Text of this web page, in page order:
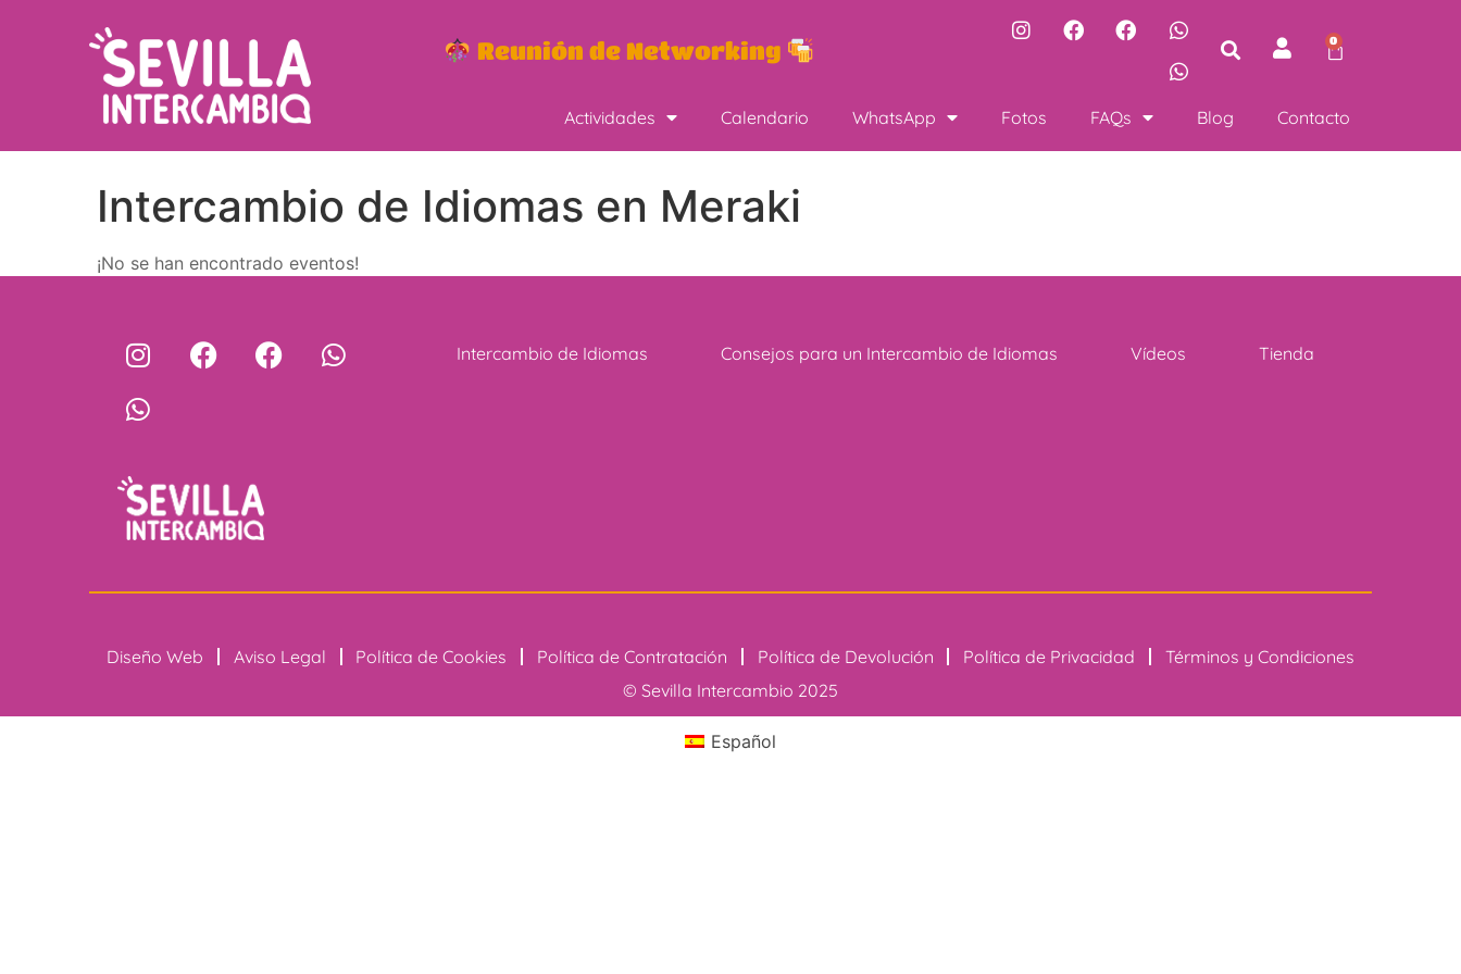
Reunión de Networking 0
Actividades Calendario WhatsApp Fotos FAQs Blog Contacto
Intercambio de Idiomas en Meraki
¡No se han encontrado eventos!
Intercambio de Idiomas Consejos para un Intercambio de Idiomas Vídeos Tienda
Diseño Web Aviso Legal Política de Cookies Política de Contratación Política de Devolución Política de Privacidad
Términos y Condiciones
© Sevilla Intercambio 2025
Español